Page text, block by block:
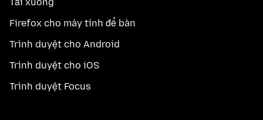
Firefox cho máy tính để bàn
Trình duyệt cho Android
Trình duyệt cho iOS
Trình duyệt Focus